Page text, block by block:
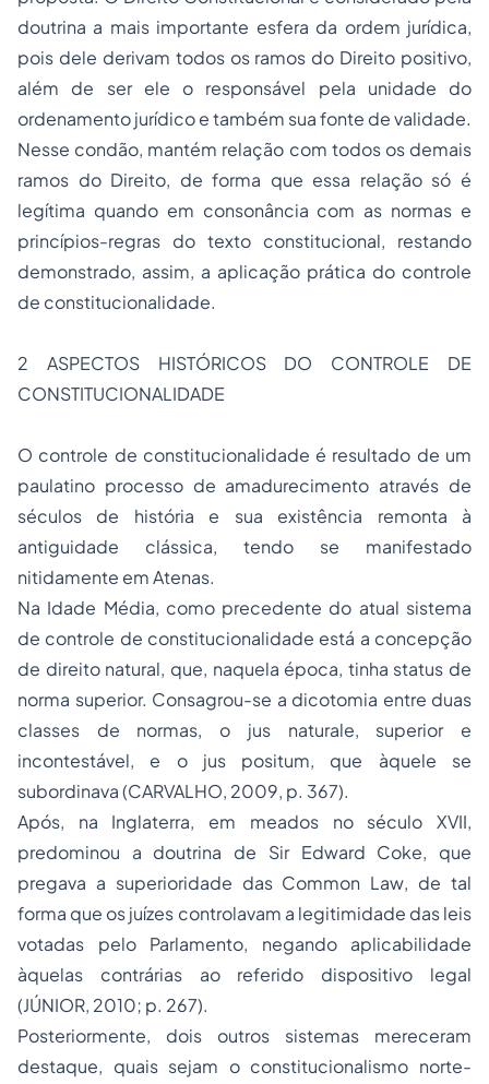
doutrina a mais importante esfera da ordem jurídica,
pois dele derivam todos os ramos do Direito positivo,
além de ser ele o responsável pela unidade do
ordenamento jurídico e também sua fonte de validade.
Nesse condão, mantém relação com todos os demais
ramos do Direito, de forma que essa relação só é
legítima quando em consonância com as normas e
princípios-regras do texto constitucional, restando
demonstrado, assim, a aplicação prática do controle
de constitucionalidade.
2 ASPECTOS HISTÓRICOS DO CONTROLE DE
CONSTITUCIONALIDADE
O controle de constitucionalidade é resultado de um
paulatino processo de amadurecimento através de
séculos de história e sua existência remonta à
antiguidade clássica, tendo se manifestado
nitidamente em Atenas.
Na Idade Média, como precedente do atual sistema
de controle de constitucionalidade está a concepção
de direito natural, que, naquela época, tinha status de
norma superior. Consagrou-se a dicotomia entre duas
classes de normas, o jus naturale, superior e
incontestável, e o jus positum, que àquele se
subordinava (CARVALHO, 2009, p. 367).
Após, na Inglaterra, em meados no século XVII,
predominou a doutrina de Sir Edward Coke, que
pregava a superioridade das Common Law, de tal
forma que os juízes controlavam a legitimidade das leis
votadas pelo Parlamento, negando aplicabilidade
àquelas contrárias ao referido dispositivo legal
(JÚNIOR, 2010; p. 267).
Posteriormente, dois outros sistemas mereceram
destaque, quais sejam o constitucionalismo norte-